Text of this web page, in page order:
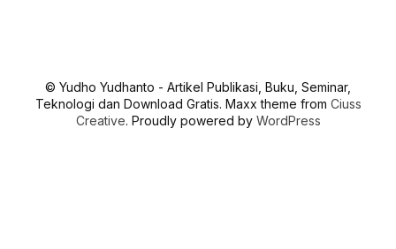
© Yudho Yudhanto - Artikel Publikasi, Buku, Seminar,
Teknologi dan Download Gratis. Maxx theme from Ciuss
Creative. Proudly powered by WordPress